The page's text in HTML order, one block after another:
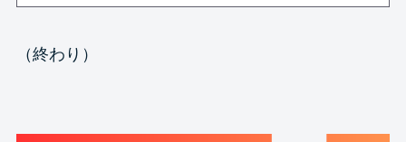
（終わり）